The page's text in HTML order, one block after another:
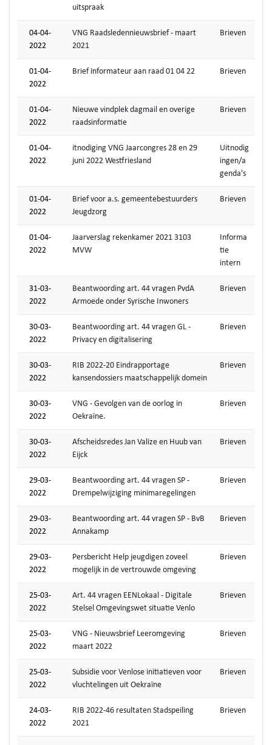
uitspraak
04-04-
2022
VNG Raadsledennieuwsbrief - maart
2021
Brieven
01-04-
2022
Brief informateur aan raad 01 04 22 Brieven
01-04-
2022
Nieuwe vindplek dagmail en overige
raadsinformatie
Brieven
01-04-
2022
itnodiging VNG Jaarcongres 28 en 29
juni 2022 Westfriesland
Uitnodig
ingen/a
genda's
01-04-
2022
Brief voor a.s. gemeentebestuurders
Jeugdzorg
Brieven
01-04-
2022
Jaarverslag rekenkamer 2021 3103
MVW
Informa
tie
intern
31-03-
2022
Beantwoording art. 44 vragen PvdA
Armoede onder Syrische Inwoners
Brieven
30-03-
2022
Beantwoording art. 44 vragen GL -
Privacy en digitalisering
Brieven
30-03-
2022
RIB 2022-20 Eindrapportage
kansendossiers maatschappelijk domein
Brieven
30-03-
2022
VNG - Gevolgen van de oorlog in
Oekraïne.
Brieven
30-03-
2022
Afscheidsredes Jan Valize en Huub van
Eijck
Brieven
29-03-
2022
Beantwoording art. 44 vragen SP -
Drempelwijziging minimaregelingen
Brieven
29-03-
2022
Beantwoording art. 44 vragen SP - BvB
Annakamp
Brieven
29-03-
2022
Persbericht Help jeugdigen zoveel
mogelijk in de vertrouwde omgeving
Brieven
25-03-
2022
Art. 44 vragen EENLokaal - Digitale
Stelsel Omgevingswet situatie Venlo
Brieven
25-03-
2022
VNG - Nieuwsbrief Leeromgeving
maart 2022
Brieven
25-03-
2022
Subsidie voor Venlose initiatieven voor
vluchtelingen uit Oekraïne
Brieven
24-03-
2022
RIB 2022-46 resultaten Stadspeiling
2021
Brieven